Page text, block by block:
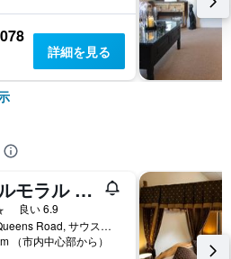
詳細を見る
バルモラル ロッジ ホテル
良い 6.9
41 Queens Road, サウスポート, イギリス
（市内中心部から）